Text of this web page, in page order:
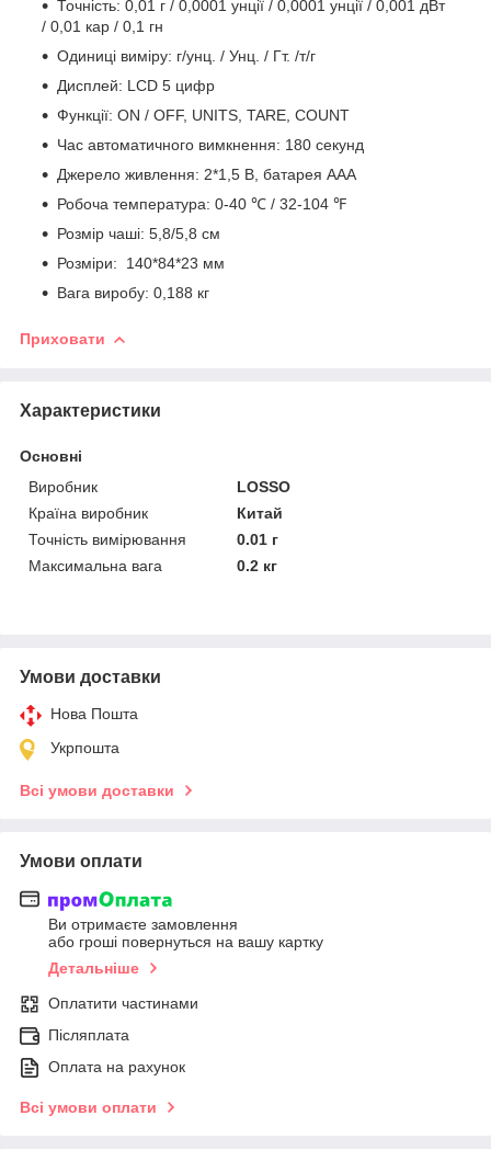
Точність: 0,01 г / 0,0001 унції / 0,0001 унції / 0,001 дВт
/ 0,01 кар / 0,1 гн
Одиниці виміру: г/унц. / Унц. / Гт. /т/г
Дисплей: LCD 5 цифр
Функції: ON / OFF, UNITS, TARE, COUNT
Час автоматичного вимкнення: 180 секунд
Джерело живлення: 2*1,5 В, батарея ААА
Робоча температура: 0-40 ℃ / 32-104 ℉
Розмір чаші: 5,8/5,8 см
Розміри: 140*84*23 мм
Вага виробу: 0,188 кг
Приховати
Характеристики
Основні
Виробник
LOSSO
Країна виробник
Китай
Точність вимірювання
0.01 г
Максимальна вага
0.2 кг
Умови доставки
Нова Пошта
Укрпошта
Всі умови доставки
Умови оплати
Ви отримаєте замовлення
або гроші повернуться на вашу картку
Детальніше
Оплатити частинами
Післяплата
Оплата на рахунок
Всі умови оплати